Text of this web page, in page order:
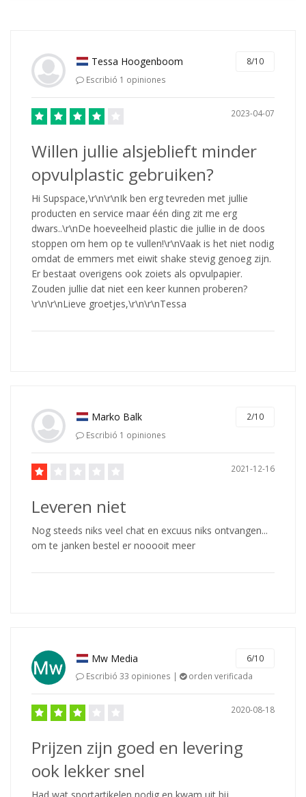
Tessa Hoogenboom
8/10
Escribió 1 opiniones
2023-04-07
Willen jullie alsjeblieft minder
opvulplastic gebruiken?
Hi Supspace,\r\n\r\nIk ben erg tevreden met jullie
producten en service maar één ding zit me erg
dwars..\r\nDe hoeveelheid plastic die jullie in de doos
stoppen om hem op te vullen!\r\nVaak is het niet nodig
omdat de emmers met eiwit shake stevig genoeg zijn.
Er bestaat overigens ook zoiets als opvulpapier.
Zouden jullie dat niet een keer kunnen proberen?
\r\n\r\nLieve groetjes,\r\n\r\nTessa
Marko Balk
2/10
Escribió 1 opiniones
2021-12-16
Leveren niet
Nog steeds niks veel chat en excuus niks ontvangen...
om te janken bestel er nooooit meer
Mw Media
6/10
Escribió 33 opiniones |
orden verificada
2020-08-18
Prijzen zijn goed en levering
ook lekker snel